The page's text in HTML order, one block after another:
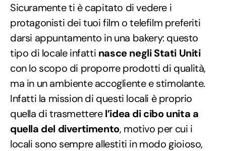
Sicuramente ti è capitato di vedere i
protagonisti dei tuoi film o telefilm preferiti
darsi appuntamento in una bakery: questo
tipo di locale infatti nasce negli Stati Uniti
con lo scopo di proporre prodotti di qualità,
ma in un ambiente accogliente e stimolante.
Infatti la mission di questi locali è proprio
quella di trasmetterel’idea di cibo unita a
quella del divertimento, motivo per cui i
locali sono sempre allestiti in modo gioioso,